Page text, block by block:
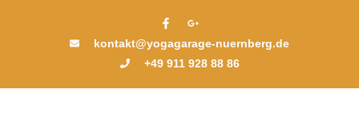
kontakt@yogagarage-nuernberg.de
+49 911 928 88 86